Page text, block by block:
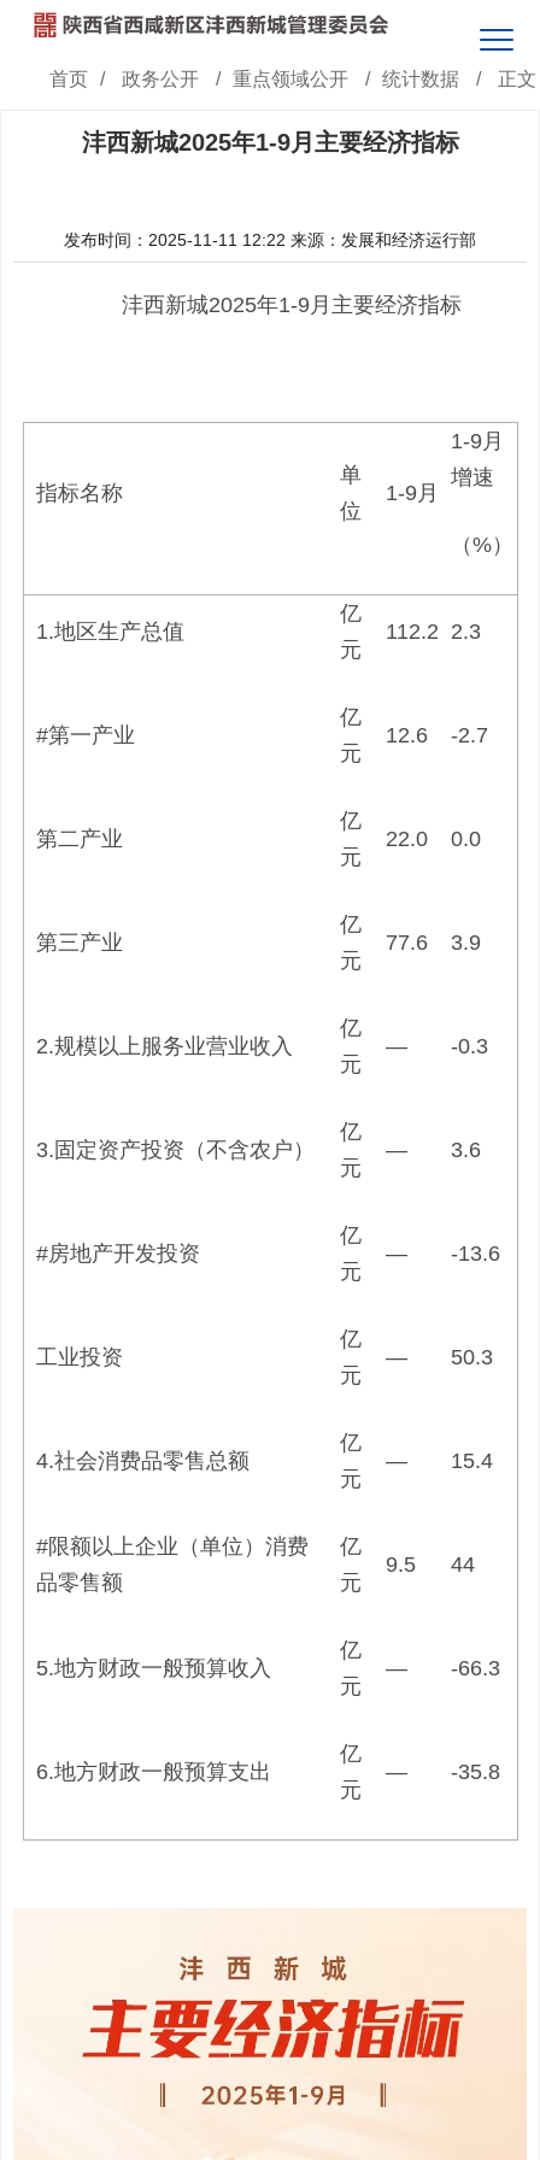
首页 / 政务公开 / 重点领域公开 / 统计数据 / 正文
沣西新城2025年1-9月主要经济指标
发布时间：2025-11-11 12:22 来源：发展和经济运行部
沣西新城2025年1-9月主要经济指标
指标名称
单
位
1-9月
1-9月
增速
（%）
1.地区生产总值
亿
元
112.2 2.3
#第一产业
亿
元
12.6 -2.7
第二产业
亿
元
22.0 0.0
第三产业
亿
元
77.6 3.9
2.规模以上服务业营业收入
亿
元
— -0.3
3.固定资产投资（不含农户）
亿
元
— 3.6
#房地产开发投资
亿
元
— -13.6
工业投资
亿
元
— 50.3
4.社会消费品零售总额
亿
元
— 15.4
#限额以上企业（单位）消费
品零售额
亿
元
9.5 44
5.地方财政一般预算收入
亿
元
— -66.3
6.地方财政一般预算支出
亿
元
— -35.8